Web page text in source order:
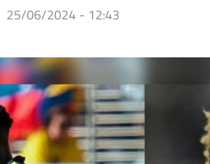
25/06/2024 - 12:43